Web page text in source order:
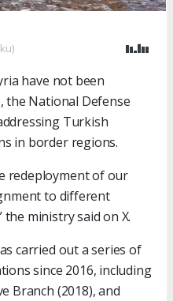
have not been
the National Defense
Turkish
in border regions.
redeployment of our
to different
ministry said on X.
carried out a series of
since 2016, including
Branch (2018), and